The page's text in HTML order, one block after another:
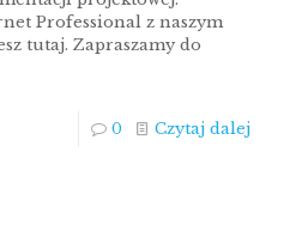
Professional z naszym
tutaj. Zapraszamy do
0 Czytaj dalej